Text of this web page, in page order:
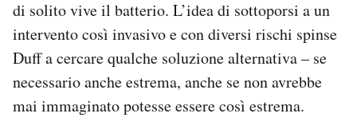
Hai bisogno di aiuto?
Esci
di solito vive il batterio. L’idea di sottoporsi a un
intervento così invasivo e con diversi rischi spinse
Duff a cercare qualche soluzione alternativa – se
necessario anche estrema, anche se non avrebbe
mai immaginato potesse essere così estrema.